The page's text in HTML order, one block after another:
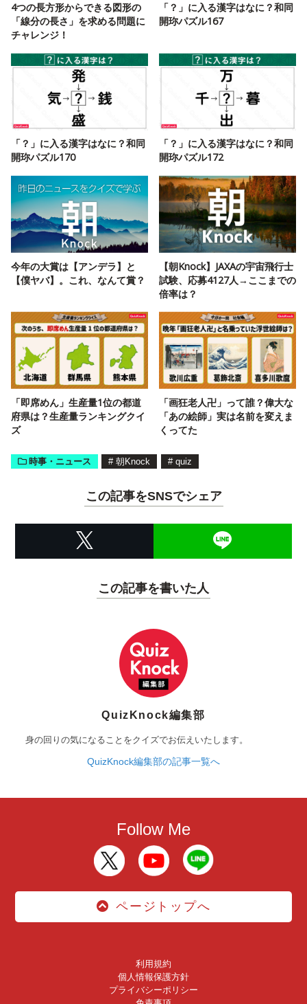
4つの長方形からできる図形の
「線分の長さ」を求める問題に
チャレンジ！
「？」に入る漢字はなに？和同
開珎パズル167
「？」に入る漢字はなに？和同
開珎パズル170
「？」に入る漢字はなに？和同
開珎パズル172
今年の大賞は【アンデラ】と
【僕ヤバ】。これ、なんて賞？
【朝Knock】JAXAの宇宙飛行士
試験、応募4127人→ここまでの
倍率は？
「即席めん」生産量1位の都道
府県は？生産量ランキングクイ
ズ
「画狂老人卍」って誰？偉大な
「あの絵師」実は名前を変えま
くってた
時事・ニュース # 朝Knock # quiz
この記事をSNSでシェア
この記事を書いた人
QuizKnock編集部
身の回りの気になることをクイズでお伝えいたします。
QuizKnock編集部の記事一覧へ
Follow Me
ページトップへ
利用規約
個人情報保護方針
プライバシーポリシー